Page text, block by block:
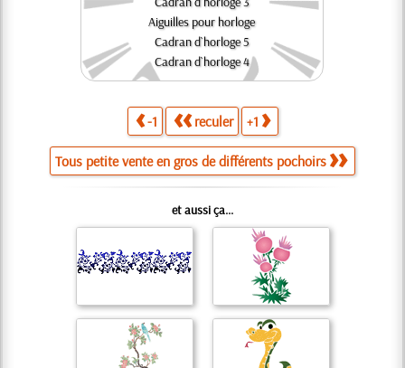
Aiguilles pour horloge
Cadran d`horloge 5
Cadran d`horloge 4
-1 reculer +1
Tous petite vente en gros de différents pochoirs
et aussi ça...